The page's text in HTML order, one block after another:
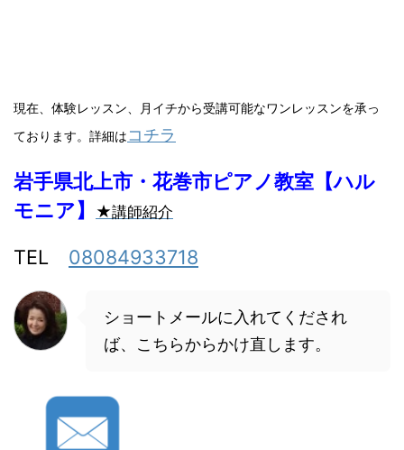
現在、体験レッスン、月イチから受講可能なワンレッスンを承っ
ております。詳細はコチラ
岩手県北上市・花巻市ピアノ教室【ハル
モニア】
★講師紹介
TEL 08084933718
ショートメールに入れてくだされ
ば、こちらからかけ直します。